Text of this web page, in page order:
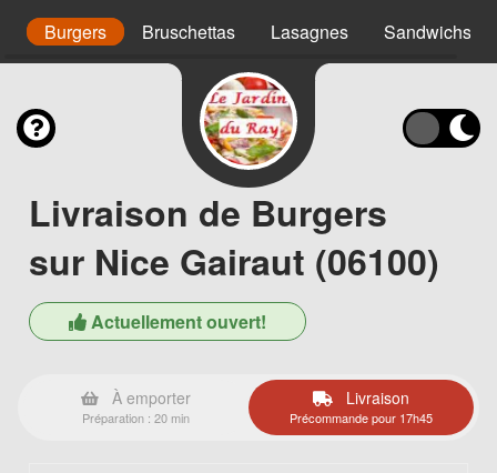
Burgers Bruschettas Lasagnes Sandwichs
Livraison de Burgers
sur Nice Gairaut (06100)
Actuellement ouvert!
À emporter
Préparation : 20 min
Livraison
Précommande pour 17h45